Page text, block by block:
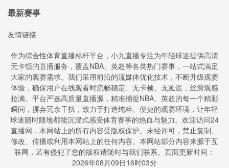
最新赛事
友情链接
作为综合性体育直播标杆平台，小九直播专注为年轻球迷提供高清
无卡顿的直播服务，覆盖NBA、英超等各类热门赛事，一站式满足
大家的观赛需求。我们采用前沿的流媒体优化技术，不断升级观赛
体验，确保用户在线观看时流畅稳定、无卡顿、无延迟，丝滑观感
拉满。平台严选高质量直播源，精准捕捉NBA、英超的每一个精彩
瞬间，摒弃冗余干扰，致力于打造纯粹、便捷的观赛环境，让年轻
球迷随时随地都能沉浸式感受体育赛事的热血与魅力。欢迎访问24
直播网，本网站上的所有内容受版权保护。未经许可，禁止复制、
修改、传播或利用本网站上的任何内容。本网站部分内容来源于互
联网，若有侵犯了您的版权请随时与我们联系。页面更新时间：
2026年08月09日16时03分